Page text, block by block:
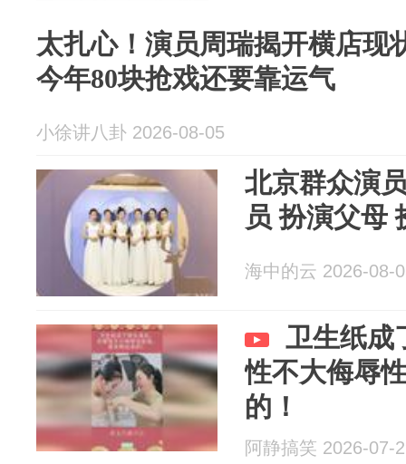
太扎心！演员周瑞揭开横店现
今年80块抢戏还要靠运气
小徐讲八卦 2026-08-05
北京群众演
员 扮演父母
海中的云 2026-08-
卫生纸成
性不大侮辱
的！
阿静搞笑 2026-07-